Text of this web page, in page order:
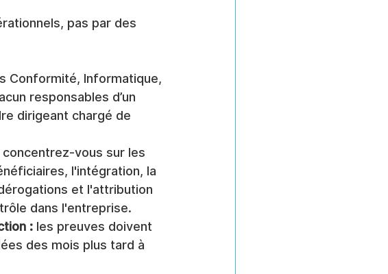
pas par des
Conformité, Informatique,
responsables d’un
dirigeant chargé de
concentrez-vous sur les
l'intégration, la
et l'attribution
dans l'entreprise.
: les preuves doivent
des mois plus tard à